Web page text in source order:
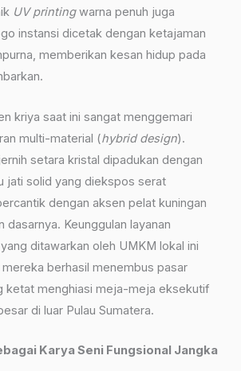
UV printingwarna penuh juga
instansi dicetak dengan ketajaman
memberikan kesan hidup pada
kriya saat ini sangat menggemari
multi-material (hybrid design).
setara kristal dipadukan dengan
jati solid yang diekspos serat
dengan aksen pelat kuningan
dasarnya. Keunggulan layanan
ditawarkan oleh UMKM lokal ini
berhasil menembus pasar
ketat menghiasi meja-meja eksekutif
di luar Pulau Sumatera.
Karya Seni Fungsional Jangka